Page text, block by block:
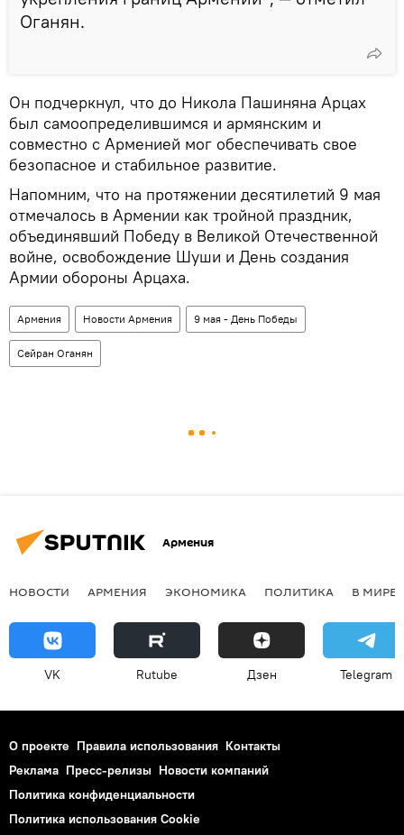
Оганян.
Он подчеркнул, что до Никола Пашиняна Арцах
был самоопределившимся и армянским и
совместно с Арменией мог обеспечивать свое
безопасное и стабильное развитие.
Напомним, что на протяжении десятилетий 9 мая
отмечалось в Армении как тройной праздник,
объединявший Победу в Великой Отечественной
войне, освобождение Шуши и День создания
Армии обороны Арцаха.
Армения Новости Армения 9 мая - День Победы
Сейран Оганян
Армения
НОВОСТИ АРМЕНИЯ ЭКОНОМИКА ПОЛИТИКА В МИРЕ
VK Rutube Дзен Telegram
О проекте Правила использования Контакты
Реклама Пресс-релизы Новости компаний
Политика конфиденциальности
Политика использования Cookie